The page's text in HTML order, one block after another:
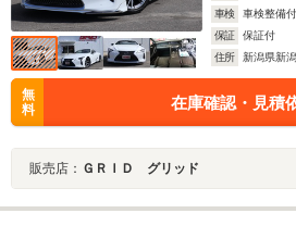
車検
車検整備付
保証
保証付
住所
新潟県新
無
料
在庫確認・見積
販売店： ＧＲＩＤ グリッド